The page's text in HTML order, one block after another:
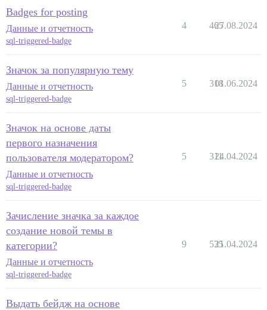
Badges for posting
Данные и отчетность
sql-triggered-badge
4 465
27.08.2024
Значок за популярную тему
Данные и отчетность
sql-triggered-badge
5 318
01.06.2024
Значок на основе даты
первого назначения
пользователя модератором?
Данные и отчетность
sql-triggered-badge
5 311
24.04.2024
Зачисление значка за каждое
создание новой темы в
категории?
Данные и отчетность
sql-triggered-badge
9 535
21.04.2024
Выдать бейдж на основе